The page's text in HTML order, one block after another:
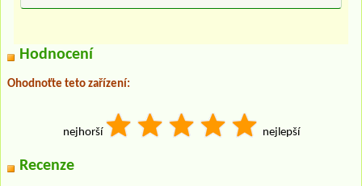
Hodnocení
Ohodnoťte teto zařízení:
nejhorší nejlepší
Recenze